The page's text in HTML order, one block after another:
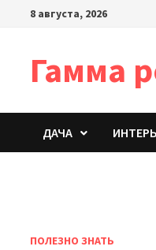
Перейти8 августа, 2026
Гамма
ДАЧА
ПОЛЕЗНО ЗНАТЬ